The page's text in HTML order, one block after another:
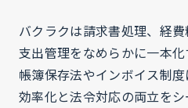
バクラクは請求書処理、経
支出管理をなめらかに一本
帳簿保存法やインボイス制
効率化と法令対応の両立をシ